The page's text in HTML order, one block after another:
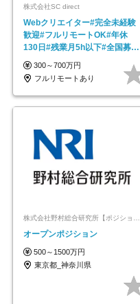
株式会社SC direct
Webクリエイター#完全未経験
歓迎#フルリモートOK#年休
130日#残業月5h以下#全国募集
#最大1年の研修
300～700万円
フルリモートあり
株式会社野村総合研究所【ポジションマッチ登録】
オープンポジション
500～1500万円
東京都_神奈川県